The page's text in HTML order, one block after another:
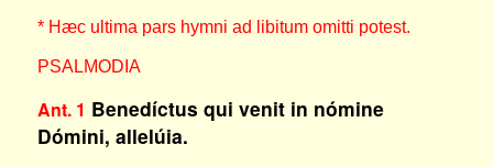
* Hæc ultima pars hymni ad libitum omitti potest.
PSALMODIA
Ant. 1 Benedíctus qui venit in nómine
Dómini, allelúia.